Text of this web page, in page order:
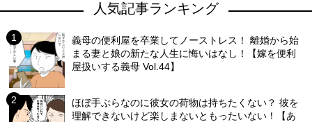
人気記事ランキング
義母の便利屋を卒業してノーストレス！ 離婚から始
まる妻と娘の新たな人生に悔いはなし！【嫁を便利
屋扱いする義母 Vol.44】
ほぼ手ぶらなのに彼女の荷物は持ちたくない？ 彼を
理解できないけど楽しまないともったいない！【あ